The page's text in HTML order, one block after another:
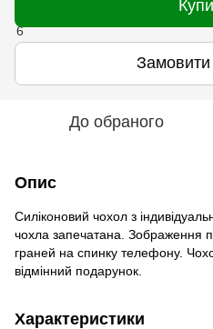
До обраного
Опис
Силіконовий чохол з
чохла запечатана. Зображення
граней на спинку телефону.
відмінний подарунок.
Характеристики